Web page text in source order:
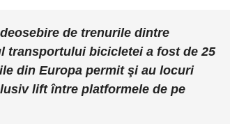
de trenurile dintre
transportului bicicletei a fost de 25
din Europa permit şi au locuri
lift între platformele de pe